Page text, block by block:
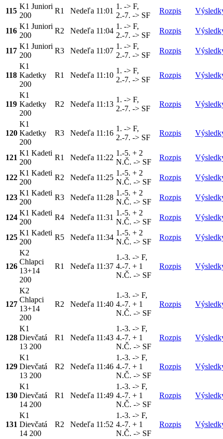
115
K1 Juniori
200
R1 Nedeľa 11:01
1. -> F,
2.-7. -> SF
Rozpis
116
K1 Juniori
200
R2 Nedeľa 11:04
1. -> F,
2.-7. -> SF
Rozpis
117
K1 Juniori
200
R3 Nedeľa 11:07
1. -> F,
2.-7. -> SF
Rozpis
118
K1
Kadetky
200
R1 Nedeľa 11:10
1. -> F,
2.-7. -> SF
Rozpis
119
K1
Kadetky
200
R2 Nedeľa 11:13
1. -> F,
2.-7. -> SF
Rozpis
120
K1
Kadetky
200
R3 Nedeľa 11:16
1. -> F,
2.-7. -> SF
Rozpis
121
K1 Kadeti
200
R1 Nedeľa 11:22
1.-5. + 2
N.Č. -> SF
Rozpis
122
K1 Kadeti
200
R2 Nedeľa 11:25
1.-5. + 2
N.Č. -> SF
Rozpis
123
K1 Kadeti
200
R3 Nedeľa 11:28
1.-5. + 2
N.Č. -> SF
Rozpis
124
K1 Kadeti
200
R4 Nedeľa 11:31
1.-5. + 2
N.Č. -> SF
Rozpis
125
K1 Kadeti
200
R5 Nedeľa 11:34
1.-5. + 2
N.Č. -> SF
Rozpis
126
K2
Chlapci
13+14
200
R1 Nedeľa 11:37
1.-3. -> F,
4.-7. + 1
N.Č. -> SF
Rozpis
127
K2
Chlapci
13+14
200
R2 Nedeľa 11:40
1.-3. -> F,
4.-7. + 1
N.Č. -> SF
Rozpis
128
K1
Dievčatá
13 200
R1 Nedeľa 11:43
1.-3. -> F,
4.-7. + 1
N.Č. -> SF
Rozpis
129
K1
Dievčatá
13 200
R2 Nedeľa 11:46
1.-3. -> F,
4.-7. + 1
N.Č. -> SF
Rozpis
130
K1
Dievčatá
14 200
R1 Nedeľa 11:49
1.-3. -> F,
4.-7. + 1
N.Č. -> SF
Rozpis
131
K1
Dievčatá
14 200
R2 Nedeľa 11:52
1.-3. -> F,
4.-7. + 1
N.Č. -> SF
Rozpis